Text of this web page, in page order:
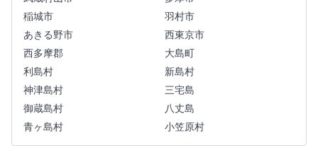
稲城市
羽村市
あきる野市
西東京市
西多摩郡
大島町
利島村
新島村
神津島村
三宅島
御蔵島村
八丈島
青ヶ島村
小笠原村